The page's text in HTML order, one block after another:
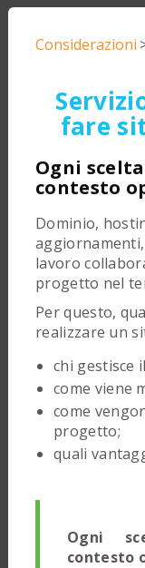
Considerazioni
fare
Ogni
contesto
Dominio,
lavoro
progetto nel
Per questo,
realizzare un
chi gestisce
come viene
come
progetto;
quali
Ogni
contesto